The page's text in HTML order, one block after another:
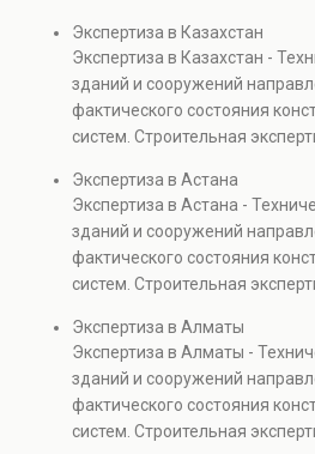
Экспертиза в Казахстан
Экспертиза в Казахстан -
зданий и сооружений
фактического состояния
систем. Строительная
элементов и оценку
Услуга востребована при
капитальном ремонте и
также при судебных
проверках.
Экспертиза в Астана
Экспертиза в Астана -
зданий и сооружений
фактического состояния
систем. Строительная
элементов и оценку
Услуга востребована при
капитальном ремонте и
также при судебных
проверках.
Экспертиза в Алматы
Экспертиза в Алматы -
зданий и сооружений
фактического состояния
систем. Строительная